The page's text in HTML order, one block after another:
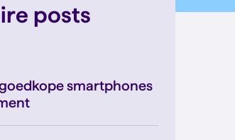
posts
smartphones